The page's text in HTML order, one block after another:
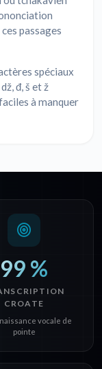
passages
spéciaux
đ, š et ž
à manquer
99 %
CROATE
vocale de
pointe